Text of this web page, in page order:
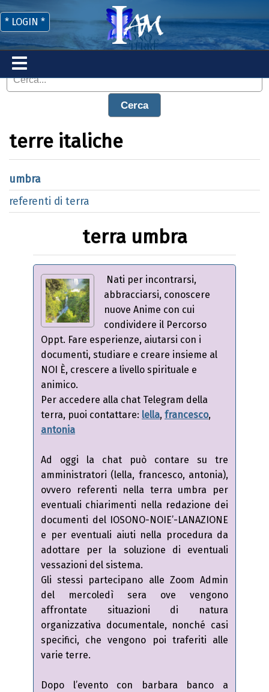
Cerca
* LOGIN *
terre italiche
umbra
referenti di terra
terra umbra
Nati per incontrarsi,
abbracciarsi, conoscere
nuove Anime con cui
condividere il Percorso
Oppt. Fare esperienze, aiutarsi con i
documenti, studiare e creare insieme al
NOI È, crescere a livello spirituale e
animico.
Per accedere alla chat Telegram della
terra, puoi contattare: lella, francesco,
antonia
Ad oggi la chat può contare su tre
amministratori (lella, francesco, antonia),
ovvero referenti nella terra umbra per
eventuali chiarimenti nella redazione dei
documenti del IOSONO-NOIE’-LANAZIONE
e per eventuali aiuti nella procedura da
adottare per la soluzione di eventuali
vessazioni del sistema.
Gli stessi partecipano alle Zoom Admin
del mercoledì sera ove vengono
affrontate situazioni di natura
organizzativa documentale, nonché casi
specifici, che vengono poi traferiti alle
varie terre.
Dopo l’evento con barbara banco a